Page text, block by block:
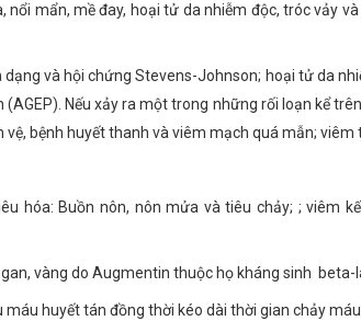
mẩn, mề đay, hoại tử da nhiễm độc, tróc vảy
và hội chứng Stevens-Johnson; hoại tử da
Nếu xảy ra một trong những rối loạn kể
bệnh huyết thanh và viêm mạch quá mẫn; viêm
hóa: Buồn nôn, nôn mửa và tiêu chảy; ; viêm
vàng do Augmentin thuộc họ kháng sinh beta-
huyết tán đồng thời kéo dài thời gian chảy máu